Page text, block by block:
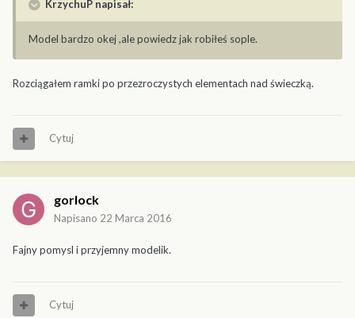
KrzychuP napisał:
Model bardzo okej ,ale powiedz jak robiłeś sople.
Rozciągałem ramki po przezroczystych elementach nad świeczką.
Cytuj
gorlock
Napisano 22 Marca 2016
Fajny pomysl i przyjemny modelik.
Cytuj